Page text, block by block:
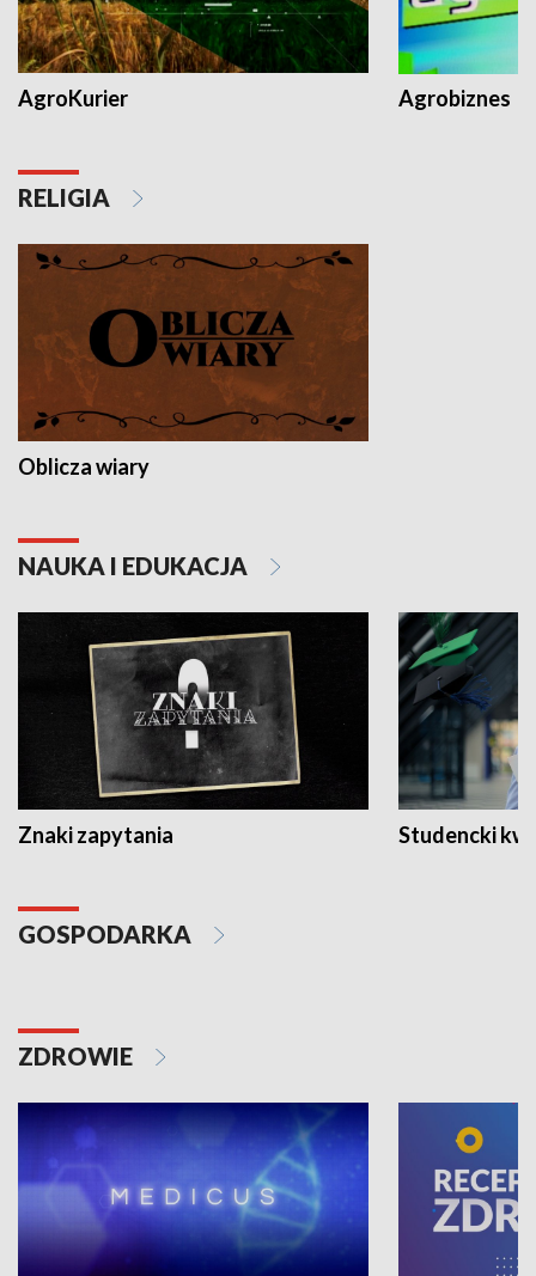
AgroKurier Agrobiznes
RELIGIA
Oblicza wiary
NAUKA I EDUKACJA
Znaki zapytania Studencki
GOSPODARKA
ZDROWIE